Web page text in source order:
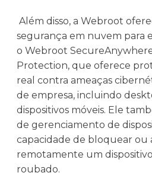
Além disso, a Webroot
segurança em nuvem para
o Webroot
Protection, que oferece
real contra ameaças
de empresa, incluindo
dispositivos móveis. Ele
de gerenciamento de
capacidade de bloquear ou
remotamente um
roubado.